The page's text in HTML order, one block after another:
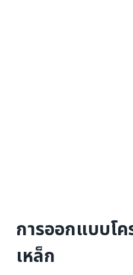
การออกแบบโค
เหล็ก